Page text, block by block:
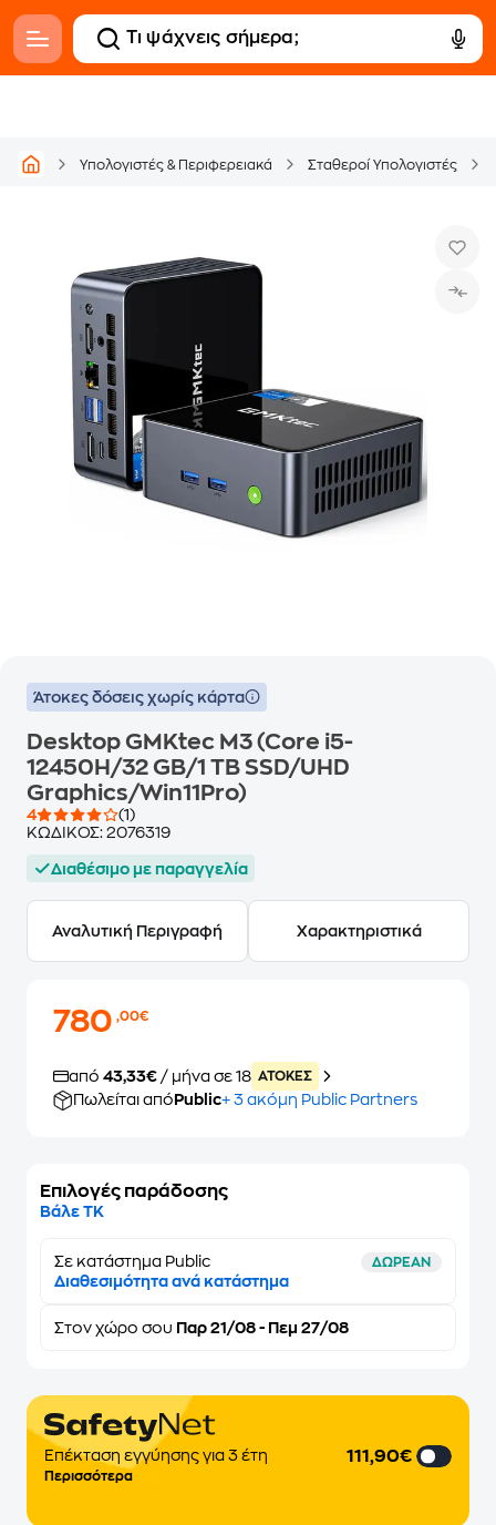
Υπολογιστές & Περιφερειακά Σταθεροί Υπολογιστές
Άτοκες δόσεις χωρίς κάρτα
Desktop GMKtec M3 (Core i5-
12450H/32 GB/1 TB SSD/UHD
Graphics/Win11Pro)
4
(1)
ΚΩΔΙΚΟΣ: 2076319
Διαθέσιμο με παραγγελία
Αναλυτική Περιγραφή Χαρακτηριστικά
780,00€
από 43,33€ / μήνα σε 18 ATOKEΣ
Πωλείται από Public+ 3 ακόμη Public Partners
Επιλογές παράδοσης
Βάλε ΤΚ
Σε κατάστημα Public ΔΩΡΕΑΝ
Διαθεσιμότητα ανά κατάστημα
Στον χώρο σου Παρ 21/08 - Πεμ 27/08
Επέκταση εγγύησης για 3 έτη
Περισσότερα
111,90€